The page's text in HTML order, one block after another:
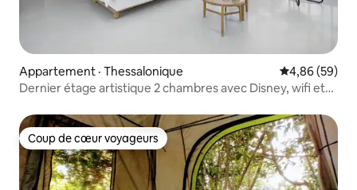
Appartement · Thessalonique Note
4,86 (59)
Dernier étage artistique 2 chambres avec Disney, wifi et
Coup de cœur voyageurs
Coup de cœur voyageurs